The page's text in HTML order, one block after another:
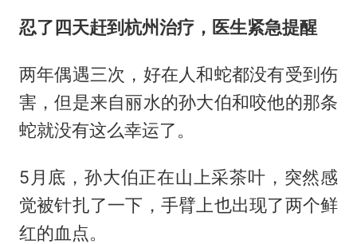
忍了四天赶到杭州治疗，医生紧急提醒
两年偶遇三次，好在人和蛇都没有受到伤
害，但是来自丽水的孙大伯和咬他的那条
蛇就没有这么幸运了。
5月底，孙大伯正在山上采茶叶，突然感
觉被针扎了一下，手臂上也出现了两个鲜
红的血点。